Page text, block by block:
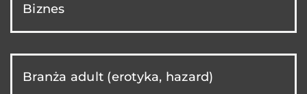
Biznes
Branża adult (erotyka, hazard)